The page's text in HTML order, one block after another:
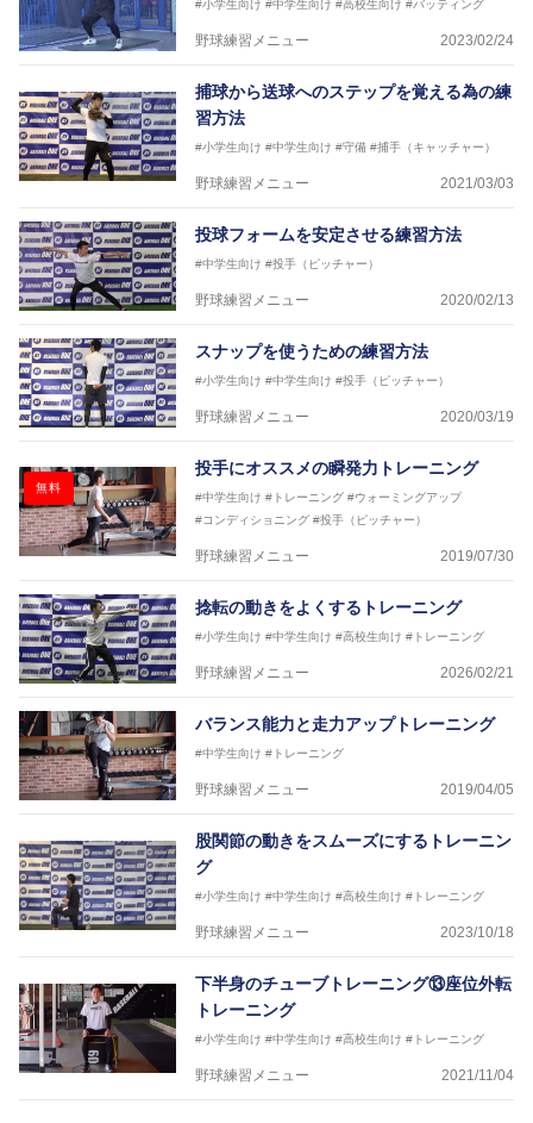
#小学生向け #中学生向け #高校生向け #バッティング
野球練習メニュー 2023/02/24
捕球から送球へのステップを覚える為の練
習方法
#小学生向け #中学生向け #守備 #捕手（キャッチャー）
野球練習メニュー 2021/03/03
投球フォームを安定させる練習方法
#中学生向け #投手（ピッチャー）
野球練習メニュー 2020/02/13
スナップを使うための練習方法
#小学生向け #中学生向け #投手（ピッチャー）
野球練習メニュー 2020/03/19
無料
投手にオススメの瞬発力トレーニング
#中学生向け #トレーニング #ウォーミングアップ
#コンディショニング #投手（ピッチャー）
野球練習メニュー 2019/07/30
捻転の動きをよくするトレーニング
#小学生向け #中学生向け #高校生向け #トレーニング
野球練習メニュー 2026/02/21
バランス能力と走力アップトレーニング
#中学生向け #トレーニング
野球練習メニュー 2019/04/05
股関節の動きをスムーズにするトレーニン
グ
#小学生向け #中学生向け #高校生向け #トレーニング
野球練習メニュー 2023/10/18
下半身のチューブトレーニング⑬座位外転
トレーニング
#小学生向け #中学生向け #高校生向け #トレーニング
野球練習メニュー 2021/11/04